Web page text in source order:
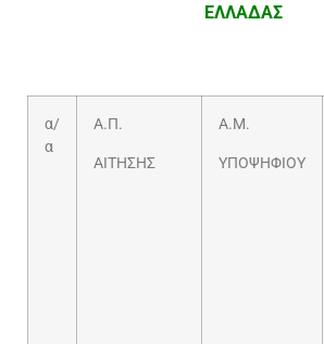
ΕΛΛΑΔΑΣ
α/
α
Α.Π.
ΑΙΤΗΣΗΣ
Α.Μ.
ΥΠΟΨΗΦΙΟΥ